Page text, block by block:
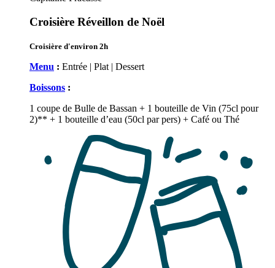
Croisière Réveillon de Noël
Croisière d'environ 2h
Menu : Entrée | Plat | Dessert
Boissons :
1 coupe de Bulle de Bassan + 1 bouteille de Vin (75cl pour
2)** + 1 bouteille d’eau (50cl par pers) + Café ou Thé